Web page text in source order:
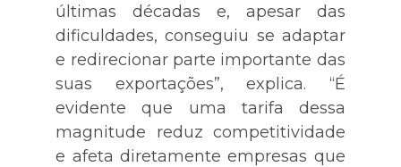
últimas décadas e, apesar das
dificuldades, conseguiu se adaptar
e redirecionar parte importante das
suas exportações”, explica. “É
evidente que uma tarifa dessa
magnitude reduz competitividade
e afeta diretamente empresas que